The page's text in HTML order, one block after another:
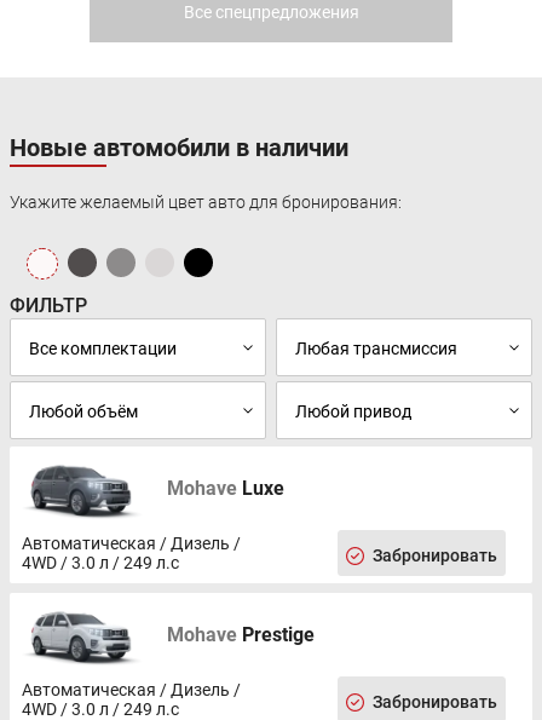
Все спецпредложения
Новые автомобили в наличии
Укажите желаемый цвет авто для бронирования:
ФИЛЬТР
Mohave Luxe
Aвтоматическая / Дизель /
4WD / 3.0 л / 249 л.с
Забронировать
Mohave Prestige
Aвтоматическая / Дизель /
4WD / 3.0 л / 249 л.с
Забронировать